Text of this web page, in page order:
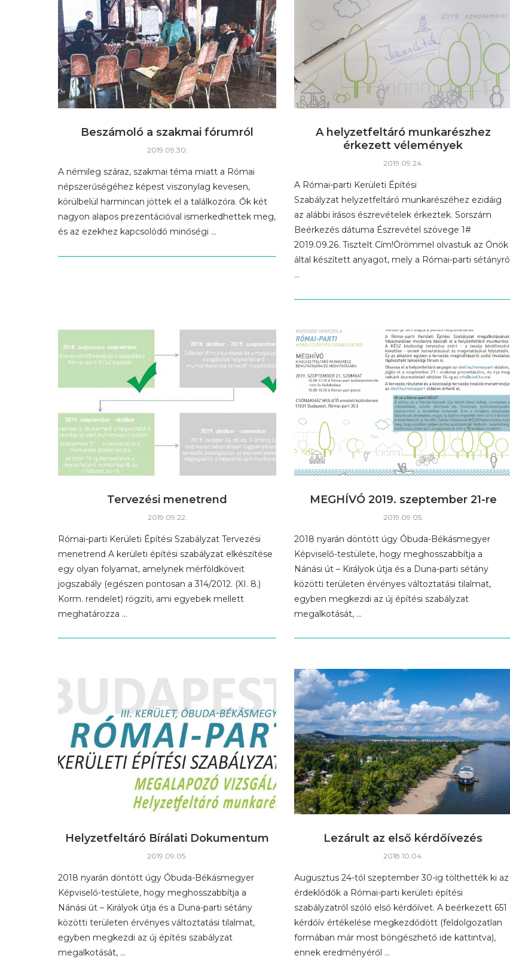
Beszámoló a szakmai fórumról
2019.09.30.
A némileg száraz, szakmai téma miatt a Római
népszerűségéhez képest viszonylag kevesen,
körülbelül harmincan jöttek el a találkozóra. Ők két
nagyon alapos prezentációval ismerkedhettek meg,
és az ezekhez kapcsolódó minőségi …
A helyzetfeltáró munkarészhez
érkezett vélemények
2019.09.24.
A Római-parti Kerületi Építési
Szabályzat helyzetfeltáró munkarészéhez ezidáig
az alábbi írásos észrevételek érkeztek. Sorszám
Beérkezés dátuma Észrevétel szövege 1#
2019.09.26. Tisztelt Cím!Örömmel olvastuk az Önök
által készített anyagot, mely a Római-parti sétányról
…
Tervezési menetrend
2019.09.22.
Római-parti Kerületi Építési Szabályzat Tervezési
menetrend A kerületi építési szabályzat elkészítése
egy olyan folyamat, amelynek mérföldköveit
jogszabály (egészen pontosan a 314/2012. (XI. 8.)
Korm. rendelet) rögzíti, ami egyebek mellett
meghatározza …
MEGHÍVÓ 2019. szeptember 21-re
2019.09.05.
2018 nyarán döntött úgy Óbuda-Békásmegyer
Képviselő-testülete, hogy meghosszabbítja a
Nánási út – Királyok útja és a Duna-parti sétány
közötti területen érvényes változtatási tilalmat,
egyben megkezdi az új építési szabályzat
megalkotását, …
Helyzetfeltáró Bírálati Dokumentum
2019.09.05.
2018 nyarán döntött úgy Óbuda-Békásmegyer
Képviselő-testülete, hogy meghosszabbítja a
Nánási út – Királyok útja és a Duna-parti sétány
közötti területen érvényes változtatási tilalmat,
egyben megkezdi az új építési szabályzat
megalkotását, …
Lezárult az első kérdőívezés
2018.10.04.
Augusztus 24-tól szeptember 30-ig tölthették ki az
érdeklődők a Római-parti kerületi építési
szabályzatról szóló első kérdőívet. A beérkezett 651
kérdőív értékelése megkezdődött (feldolgozatlan
formában már most böngészhető ide kattintva),
ennek eredményéről …